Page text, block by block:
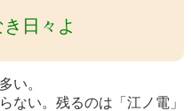
日々よ
い。
ない。残るのは「江ノ電」